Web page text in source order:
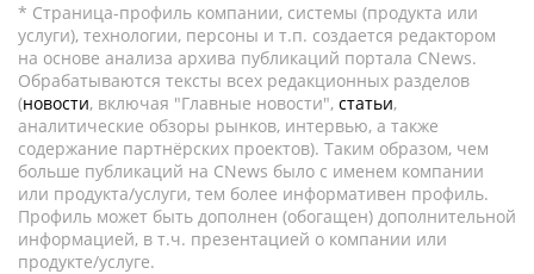
* Страница-профиль компании, системы (продукта или
услуги), технологии, персоны и т.п. создается редактором
на основе анализа архива публикаций портала CNews.
Обрабатываются тексты всех редакционных разделов
(новости, включая "Главные новости", статьи,
аналитические обзоры рынков, интервью, а также
содержание партнёрских проектов). Таким образом, чем
больше публикаций на CNews было с именем компании
или продукта/услуги, тем более информативен профиль.
Профиль может быть дополнен (обогащен) дополнительной
информацией, в т.ч. презентацией о компании или
продукте/услуге.